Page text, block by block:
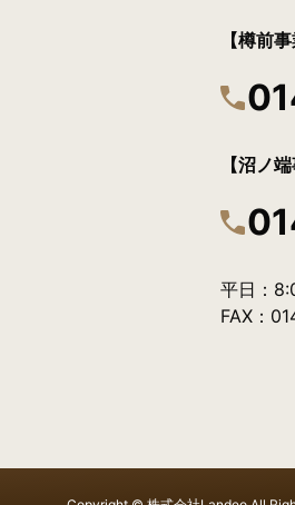
【樽前事
【沼ノ
平日：
FAX：